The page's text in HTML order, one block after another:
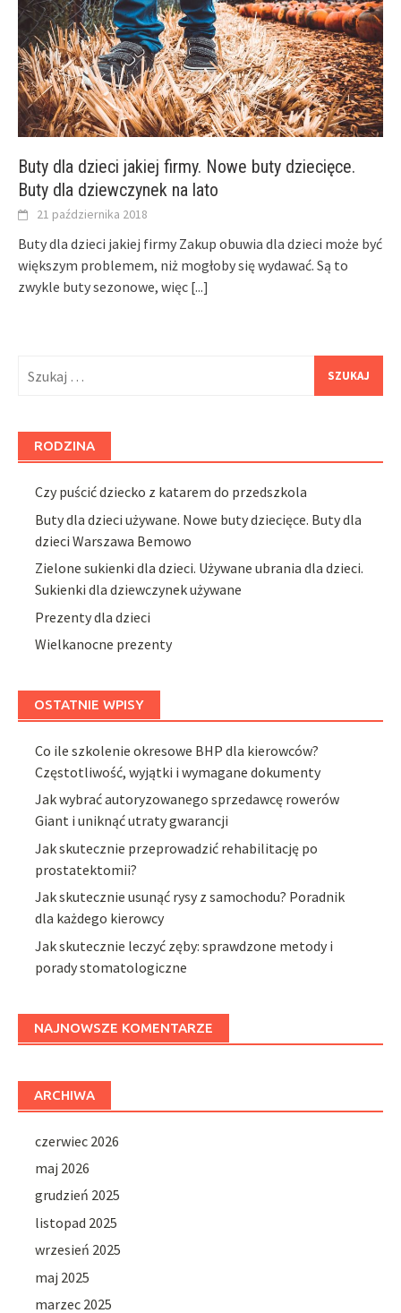
Buty dla dzieci jakiej firmy. Nowe buty dziecięce.
Buty dla dziewczynek na lato
21 października 2018
Buty dla dzieci jakiej firmy Zakup obuwia dla dzieci może być
większym problemem, niż mogłoby się wydawać. Są to
zwykle buty sezonowe, więc [...]
RODZINA
Czy puścić dziecko z katarem do przedszkola
Buty dla dzieci używane. Nowe buty dziecięce. Buty dla
dzieci Warszawa Bemowo
Zielone sukienki dla dzieci. Używane ubrania dla dzieci.
Sukienki dla dziewczynek używane
Prezenty dla dzieci
Wielkanocne prezenty
OSTATNIE WPISY
Co ile szkolenie okresowe BHP dla kierowców?
Częstotliwość, wyjątki i wymagane dokumenty
Jak wybrać autoryzowanego sprzedawcę rowerów
Giant i uniknąć utraty gwarancji
Jak skutecznie przeprowadzić rehabilitację po
prostatektomii?
Jak skutecznie usunąć rysy z samochodu? Poradnik
dla każdego kierowcy
Jak skutecznie leczyć zęby: sprawdzone metody i
porady stomatologiczne
NAJNOWSZE KOMENTARZE
ARCHIWA
czerwiec 2026
maj 2026
grudzień 2025
listopad 2025
wrzesień 2025
maj 2025
marzec 2025